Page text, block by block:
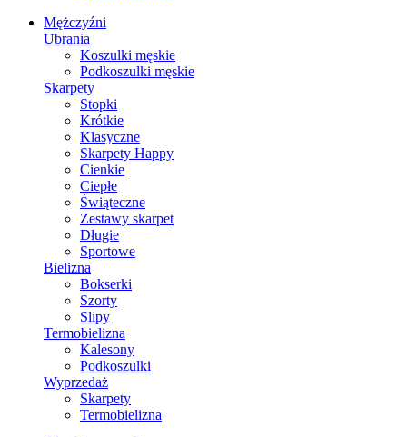
Mężczyźni
Ubrania
Koszulki męskie
Podkoszulki męskie
Skarpety
Stopki
Krótkie
Klasyczne
Skarpety Happy
Cienkie
Ciepłe
Świąteczne
Zestawy skarpet
Długie
Sportowe
Bielizna
Bokserki
Szorty
Slipy
Termobielizna
Kalesony
Podkoszulki
Wyprzedaż
Skarpety
Termobielizna